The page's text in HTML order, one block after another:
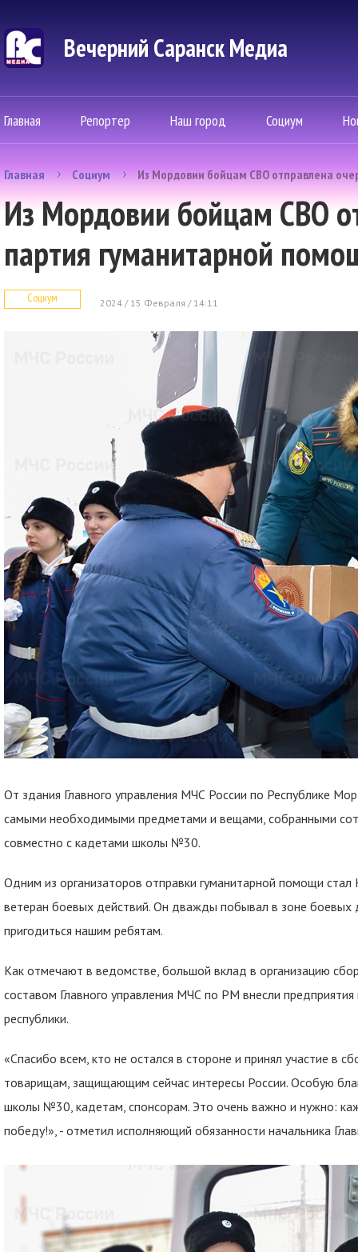
Вечерний Саранск Mедиа
Главная Репортер Наш город Социум
Главная Социум Из Мордовии бойцам СВО отправлена
Из Мордовии бойцам СВО
партия гуманитарной
Социум 2024 / 15 Февраля / 14:11
От здания Главного управления МЧС России по Республике
самыми необходимыми предметами и вещами, собранными
совместно с кадетами школы №30.
Одним из организаторов отправки гуманитарной помощи
ветеран боевых действий. Он дважды побывал в зоне боевых
пригодиться нашим ребятам.
Как отмечают в ведомстве, большой вклад в организацию
составом Главного управления МЧС по РМ внесли
республики.
«Спасибо всем, кто не остался в стороне и принял участие в
товарищам, защищающим сейчас интересы России. Особую
школы №30, кадетам, спонсорам. Это очень важно и нужно:
победу!», - отметил исполняющий обязанности начальника